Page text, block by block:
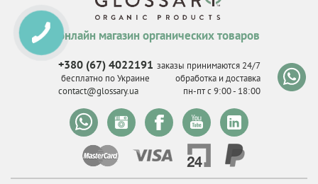
онлайн магазин органических товаров
+380 (67) 4022191
бесплатно по Украине
contact@glossary.ua
заказы принимаются 24/7
обработка и доставка
пн-пт с 9:00 - 18:00